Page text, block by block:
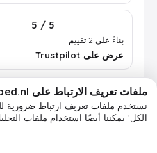
5 / 5
بناءً على 2 تقييم
عرض على Trustpilot
الشروطالخصوصيةسياسة ملفاتملفات تعريف الارتباط على sneltegoed.nl
نستخدم ملفات تعريف ارتباط ضرورية
الكل’ يمكننا أيضًا استخدام ملفات